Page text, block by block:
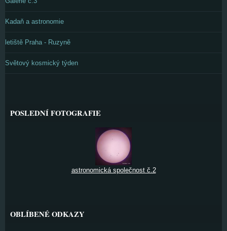
Kadaň a astronomie
letiště Praha - Ruzyně
Světový kosmický týden
POSLEDNÍ FOTOGRAFIE
astronomická společnost č.2
OBLÍBENÉ ODKAZY